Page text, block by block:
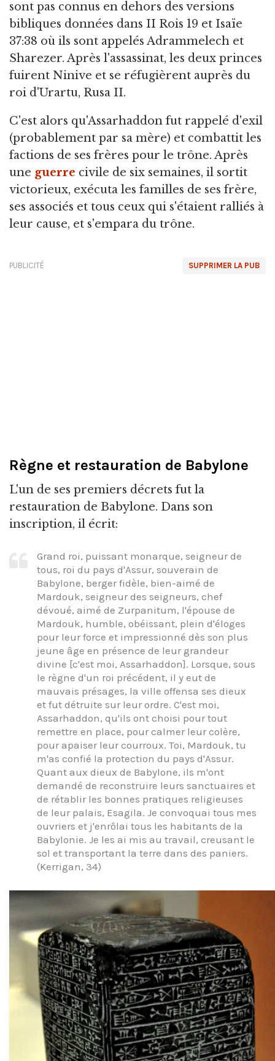
sont pas connus en dehors des versions
bibliques données dans II Rois 19 et Isaïe
37:38 où ils sont appelés Adrammelech et
Sharezer. Après l'assassinat, les deux princes
fuirent Ninive et se réfugièrent auprès du
roi d'Urartu, Rusa II.
C'est alors qu'Assarhaddon fut rappelé d'exil
(probablement par sa mère) et combattit les
factions de ses frères pour le trône. Après
une guerre civile de six semaines, il sortit
victorieux, exécuta les familles de ses frère,
ses associés et tous ceux qui s'étaient ralliés à
leur cause, et s'empara du trône.
SUPPRIMER LA PUB
PUBLICITÉ
Règne et restauration de Babylone
L'un de ses premiers décrets fut la
restauration de Babylone. Dans son
inscription, il écrit:
Grand roi, puissant monarque, seigneur de
tous, roi du pays d'Assur, souverain de
Babylone, berger fidèle, bien-aimé de
Mardouk, seigneur des seigneurs, chef
dévoué, aimé de Zurpanitum, l'épouse de
Mardouk, humble, obéissant, plein d'éloges
pour leur force et impressionné dès son plus
jeune âge en présence de leur grandeur
divine [c'est moi, Assarhaddon]. Lorsque, sous
le règne d'un roi précédent, il y eut de
mauvais présages, la ville offensa ses dieux
et fut détruite sur leur ordre. C'est moi,
Assarhaddon, qu'ils ont choisi pour tout
remettre en place, pour calmer leur colère,
pour apaiser leur courroux. Toi, Mardouk, tu
m'as confié la protection du pays d'Assur.
Quant aux dieux de Babylone, ils m'ont
demandé de reconstruire leurs sanctuaires et
de rétablir les bonnes pratiques religieuses
de leur palais, Esagila. Je convoquai tous mes
ouvriers et j'enrôlai tous les habitants de la
Babylonie. Je les ai mis au travail, creusant le
sol et transportant la terre dans des paniers.
(Kerrigan, 34)